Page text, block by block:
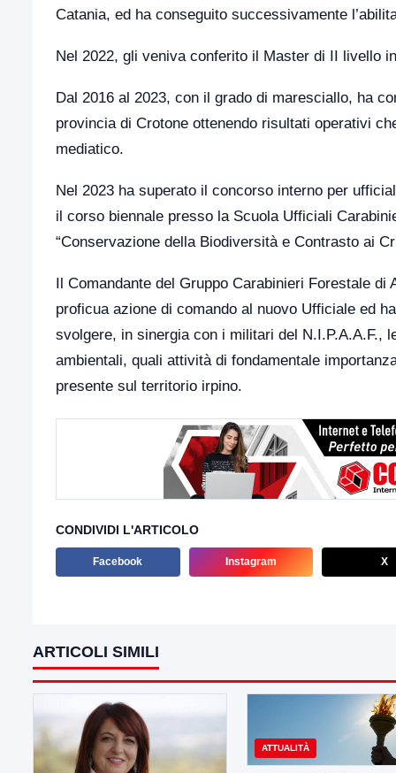
Catania, ed ha conseguito successivamente
Nel 2022, gli veniva conferito il Master di II livello
Dal 2016 al 2023, con il grado di maresciallo, ha
provincia di Crotone ottenendo risultati operativi
mediatico.
Nel 2023 ha superato il concorso interno per
il corso biennale presso la Scuola Ufficiali
“Conservazione della Biodiversità e Contrasto ai
Il Comandante del Gruppo Carabinieri Forestale di
proficua azione di comando al nuovo Ufficiale ed
svolgere, in sinergia con i militari del N.I.P.A.A.F.,
ambientali, quali attività di fondamentale
presente sul territorio irpino.
CONDIVIDI L'ARTICOLO
Facebook Instagram X
ARTICOLI SIMILI
ATTUALITÀ